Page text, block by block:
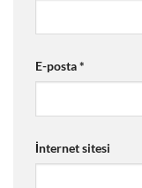
E-posta*
İnternet sitesi